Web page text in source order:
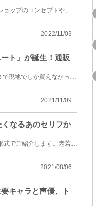
ジブリパークで購入できるグッズ30点を厳選して紹介します。各エリアのショップのコンセプトや、お店ご...
2022/11/03
ト」が誕生！通販
『三鷹の森ジブリ美術館』が待望のオンラインショップをオープン！これまで現地でしか買えなかったかわ...
2021/11/09
くなるあのセリフか
スタジオジブリの映画作品から、心に刻みたい名言を20種類をランキング形式でご紹介します。老若男女、...
2021/08/06
キャラと声優、ト